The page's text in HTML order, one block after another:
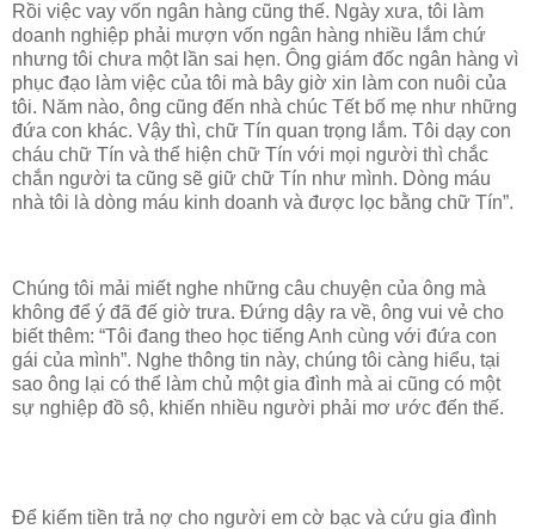
Rồi việc vay vốn ngân hàng cũng thế. Ngày xưa, tôi làm
doanh nghiệp phải mượn vốn ngân hàng nhiều lắm chứ
nhưng tôi chưa một lần sai hẹn. Ông giám đốc ngân hàng vì
phục đạo làm việc của tôi mà bây giờ xin làm con nuôi của
tôi. Năm nào, ông cũng đến nhà chúc Tết bố mẹ như những
đứa con khác. Vậy thì, chữ Tín quan trọng lắm. Tôi dạy con
cháu chữ Tín và thể hiện chữ Tín với mọi người thì chắc
chắn người ta cũng sẽ giữ chữ Tín như mình. Dòng máu
nhà tôi là dòng máu kinh doanh và được lọc bằng chữ Tín”.
Chúng tôi mải miết nghe những câu chuyện của ông mà
không để ý đã đế giờ trưa. Đứng dậy ra về, ông vui vẻ cho
biết thêm: “Tôi đang theo học tiếng Anh cùng với đứa con
gái của mình”. Nghe thông tin này, chúng tôi càng hiểu, tại
sao ông lại có thể làm chủ một gia đình mà ai cũng có một
sự nghiệp đồ sộ, khiến nhiều người phải mơ ước đến thế.
Để kiếm tiền trả nợ cho người em cờ bạc và cứu gia đình